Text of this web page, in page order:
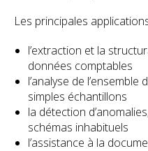
Les principales
l’extraction et la
données comptables
l’analyse de
simples échantillons
la détection
schémas inhabituels
l’assistance à la